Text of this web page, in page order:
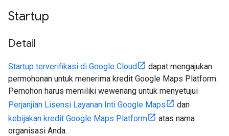
Startup
Detail
Startup terverifikasi di Google Cloud
dapat mengajukan
permohonan untuk menerima kredit Google Maps Platform.
Pemohon harus memiliki wewenang untuk menyetujui
Perjanjian Lisensi Layanan Inti Google Maps
dan
kebijakan kredit Google Maps Platform
atas nama
organisasi Anda.